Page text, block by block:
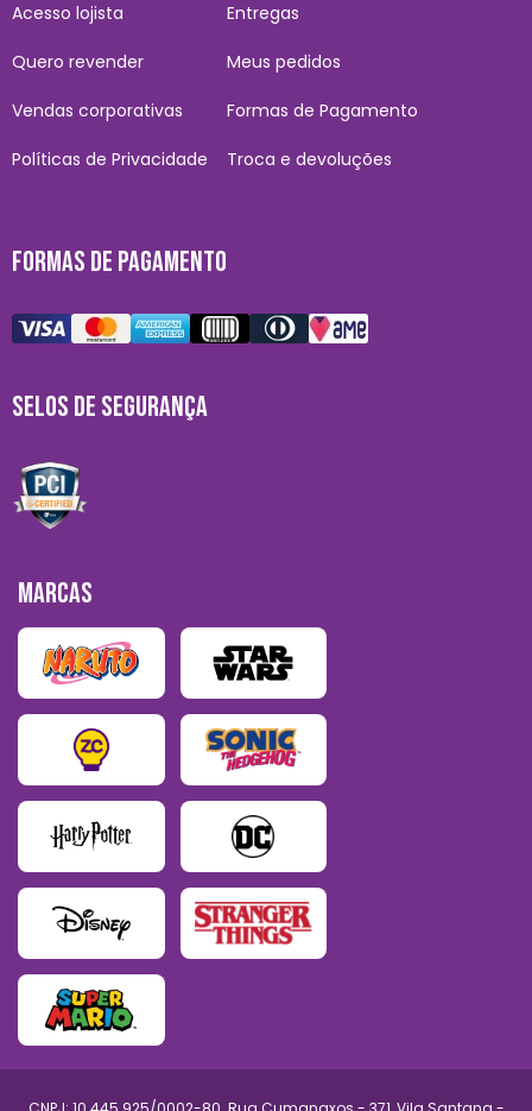
Acesso lojista
Quero revender
Vendas corporativas
Políticas de Privacidade
Entregas
Meus pedidos
Formas de Pagamento
Troca e devoluções
FORMAS DE PAGAMENTO
SELOS DE SEGURANÇA
MARCAS